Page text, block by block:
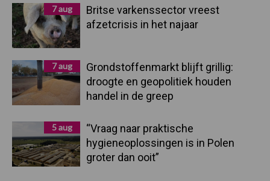
7 aug
Britse varkenssector vreest
afzetcrisis in het najaar
7 aug
Grondstoffenmarkt blijft grillig:
droogte en geopolitiek houden
handel in de greep
5 aug
“Vraag naar praktische
hygieneoplossingen is in Polen
groter dan ooit”